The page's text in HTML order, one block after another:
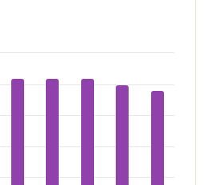
ANNUAIRE